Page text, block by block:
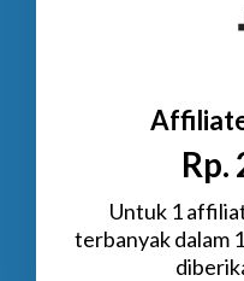
Rp.
Untuk 1
terbanyak dalam